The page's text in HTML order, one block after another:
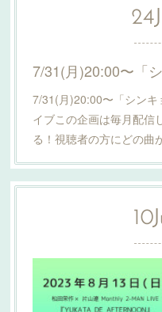
24
7/31(月)20:00〜「シン
イブこの企画は毎月配信
る！視聴者の方にどの
10